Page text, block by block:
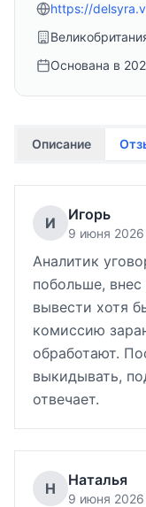
https://
Основана в
Описание
И Игорь
9 июня 2026
Аналитик
побольше,
вывести хотя
комиссию
обработают.
выкидывать,
отвечает.
Н Наталья
9 июня 2026